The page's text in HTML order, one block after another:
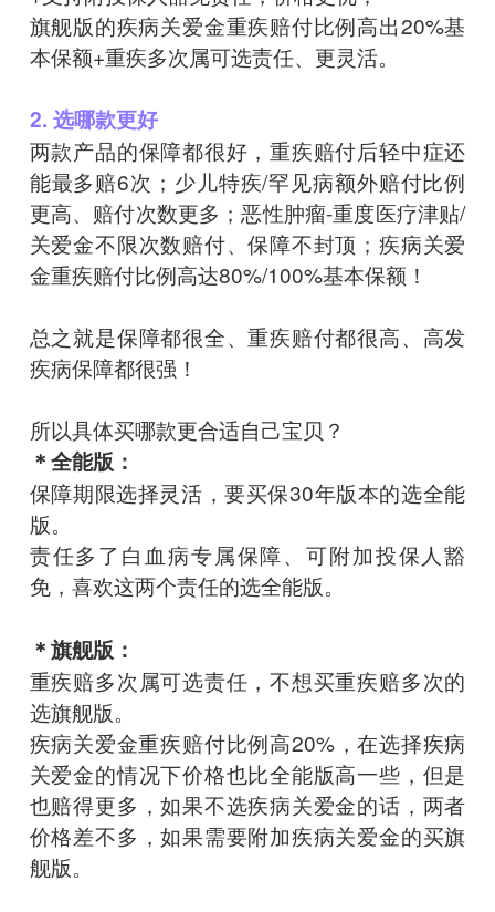
旗舰版的疾病关爱金重疾赔付比例高出20%基
本保额+重疾多次属可选责任、更灵活。
2. 选哪款更好
两款产品的保障都很好，重疾赔付后轻中症还
能最多赔6次；少儿特疾/罕见病额外赔付比例
更高、赔付次数更多；恶性肿瘤-重度医疗津贴/
关爱金不限次数赔付、保障不封顶；疾病关爱
金重疾赔付比例高达80%/100%基本保额！
总之就是保障都很全、重疾赔付都很高、高发
疾病保障都很强！
所以具体买哪款更合适自己宝贝？
＊全能版：
保障期限选择灵活，要买保30年版本的选全能
版。
责任多了白血病专属保障、可附加投保人豁
免，喜欢这两个责任的选全能版。
＊旗舰版：
重疾赔多次属可选责任，不想买重疾赔多次的
选旗舰版。
疾病关爱金重疾赔付比例高20%，在选择疾病
关爱金的情况下价格也比全能版高一些，但是
也赔得更多，如果不选疾病关爱金的话，两者
价格差不多，如果需要附加疾病关爱金的买旗
舰版。